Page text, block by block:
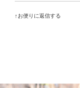
↑お便りに返信する